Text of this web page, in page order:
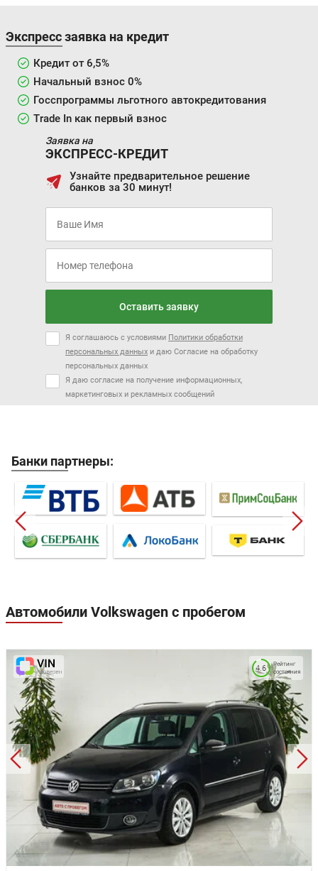
Экспресс заявка на кредит
Кредит от 6,5%
Начальный взнос 0%
Госспрограммы льготного автокредитования
Trade In как первый взнос
Заявка на
ЭКСПРЕСС-КРЕДИТ
Узнайте предварительное решение
банков за 30 минут!
Оставить заявку
Я соглашаюсь с условиями Политики обработки
персональных данных и даю Согласие на обработку
персональных данных
Я даю согласие на получение информационных,
маркетинговых и рекламных сообщений
Банки партнеры:
Автомобили Volkswagen с пробегом
Рейтинг
состояния
4.6